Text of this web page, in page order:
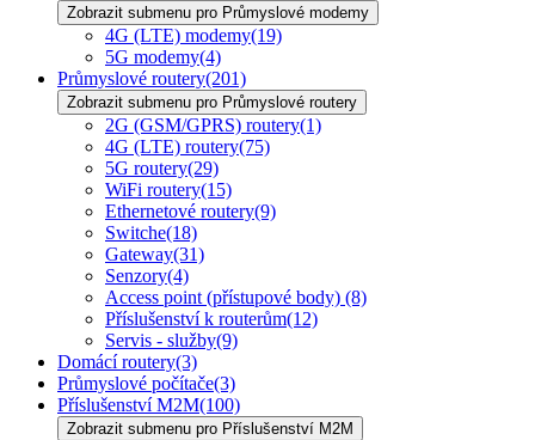
Zobrazit submenu pro Průmyslové modemy
4G (LTE) modemy(19)
5G modemy(4)
Průmyslové routery(201)
Zobrazit submenu pro Průmyslové routery
2G (GSM/GPRS) routery(1)
4G (LTE) routery(75)
5G routery(29)
WiFi routery(15)
Ethernetové routery(9)
Switche(18)
Gateway(31)
Senzory(4)
Access point (přístupové body) (8)
Příslušenství k routerům(12)
Servis - služby(9)
Domácí routery(3)
Průmyslové počítače(3)
Příslušenství M2M(100)
Zobrazit submenu pro Příslušenství M2M